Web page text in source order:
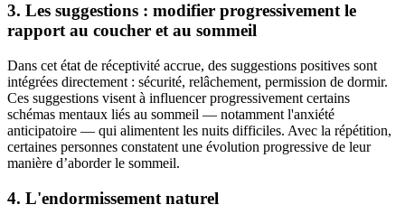
3. Les suggestions : modifier progressivement le
rapport au coucher et au sommeil
Dans cet état de réceptivité accrue, des suggestions positives sont
intégrées directement : sécurité, relâchement, permission de dormir.
Ces suggestions visent à influencer progressivement certains
schémas mentaux liés au sommeil — notamment l'anxiété
anticipatoire — qui alimentent les nuits difficiles. Avec la répétition,
certaines personnes constatent une évolution progressive de leur
manière d’aborder le sommeil.
4. L'endormissement naturel